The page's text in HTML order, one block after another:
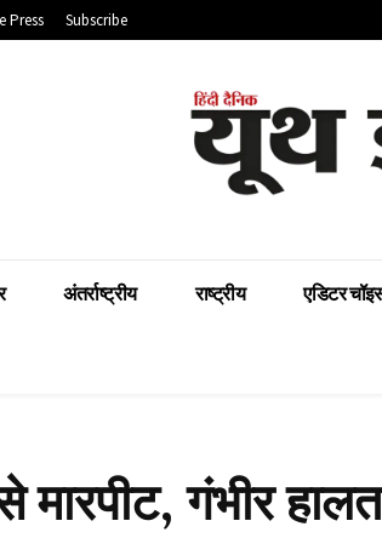
Press Subscribe
अंतर्राष्ट्रीय राष्ट्रीय एडिटर
मारपीट, गंभीर